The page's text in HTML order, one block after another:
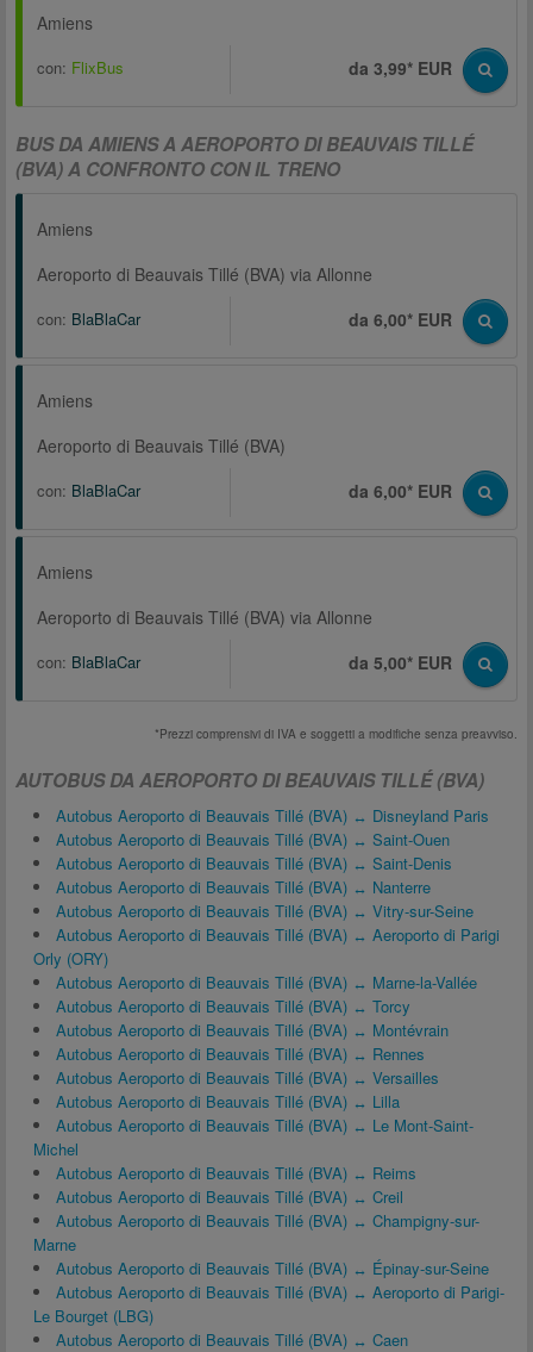
Amiens
con: FlixBus da 3,99* EUR
BUS DA AMIENS A AEROPORTO DI BEAUVAIS TILLÉ
(BVA) A CONFRONTO CON IL TRENO
Amiens
Aeroporto di Beauvais Tillé (BVA) via Allonne
con: BlaBlaCar da 6,00* EUR
Amiens
Aeroporto di Beauvais Tillé (BVA)
con: BlaBlaCar da 6,00* EUR
Amiens
Aeroporto di Beauvais Tillé (BVA) via Allonne
con: BlaBlaCar da 5,00* EUR
*Prezzi comprensivi di IVA e soggetti a modifiche senza preavviso.
AUTOBUS DA AEROPORTO DI BEAUVAIS TILLÉ (BVA)
Autobus Aeroporto di Beauvais Tillé (BVA) ↔ Disneyland Paris
Autobus Aeroporto di Beauvais Tillé (BVA) ↔ Saint-Ouen
Autobus Aeroporto di Beauvais Tillé (BVA) ↔ Saint-Denis
Autobus Aeroporto di Beauvais Tillé (BVA) ↔ Nanterre
Autobus Aeroporto di Beauvais Tillé (BVA) ↔ Vitry-sur-Seine
Autobus Aeroporto di Beauvais Tillé (BVA) ↔ Aeroporto di Parigi
Orly (ORY)
Autobus Aeroporto di Beauvais Tillé (BVA) ↔ Marne-la-Vallée
Autobus Aeroporto di Beauvais Tillé (BVA) ↔ Torcy
Autobus Aeroporto di Beauvais Tillé (BVA) ↔ Montévrain
Autobus Aeroporto di Beauvais Tillé (BVA) ↔ Rennes
Autobus Aeroporto di Beauvais Tillé (BVA) ↔ Versailles
Autobus Aeroporto di Beauvais Tillé (BVA) ↔ Lilla
Autobus Aeroporto di Beauvais Tillé (BVA) ↔ Le Mont-Saint-
Michel
Autobus Aeroporto di Beauvais Tillé (BVA) ↔ Reims
Autobus Aeroporto di Beauvais Tillé (BVA) ↔ Creil
Autobus Aeroporto di Beauvais Tillé (BVA) ↔ Champigny-sur-
Marne
Autobus Aeroporto di Beauvais Tillé (BVA) ↔ Épinay-sur-Seine
Autobus Aeroporto di Beauvais Tillé (BVA) ↔ Aeroporto di Parigi-
Le Bourget (LBG)
Autobus Aeroporto di Beauvais Tillé (BVA) ↔ Caen